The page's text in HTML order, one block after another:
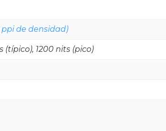
ppi de densidad)
(típico), 1200 nits (pico)